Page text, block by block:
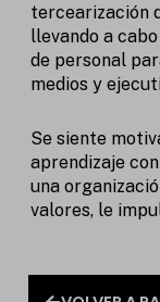
tercearización
llevando a
de personal
medios y
Se siente
aprendizaje
una
valores, le